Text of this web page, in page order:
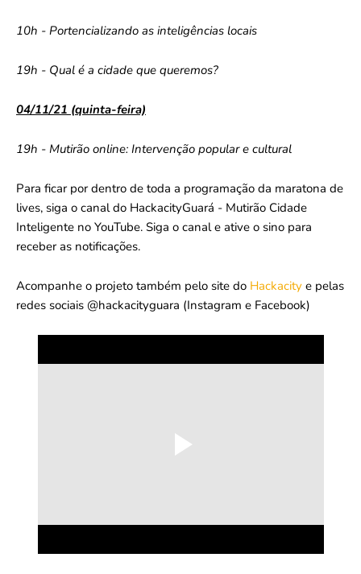
10h - Portencializando as inteligências locais
19h - Qual é a cidade que queremos?
04/11/21 (quinta-feira)
19h - Mutirão online: Intervenção popular e cultural
Para ficar por dentro de toda a programação da maratona de
lives, siga o canal do HackacityGuará - Mutirão Cidade
Inteligente no YouTube. Siga o canal e ative o sino para
receber as notificações.
Acompanhe o projeto também pelo site do Hackacity e pelas
redes sociais @hackacityguara (Instagram e Facebook)